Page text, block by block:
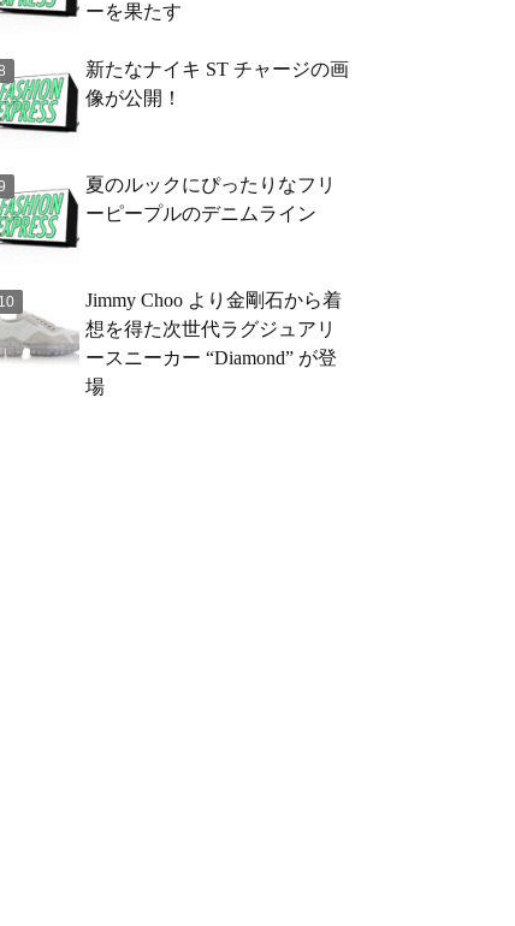
ーを果たす
新たなナイキ ST チャージの画
像が公開！
夏のルックにぴったりなフリ
ーピープルのデニムライン
Jimmy Choo より金剛石から着
想を得た次世代ラグジュアリ
ースニーカー “Diamond” が登
場